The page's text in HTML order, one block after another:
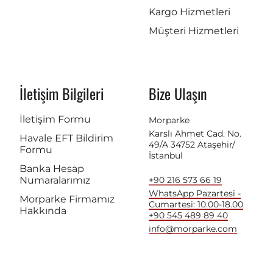
Kargo Hizmetleri
Müşteri Hizmetleri
İletişim Bilgileri
İletişim Formu
Havale EFT Bildirim
Formu
Banka Hesap
Numaralarımız
Morparke Firmamız
Hakkında
Bize Ulaşın
Morparke
Karslı Ahmet Cad. No.
49/A 34752 Ataşehir/
İstanbul
+90 216 573 66 19
WhatsApp Pazartesi -
Cumartesi: 10.00-18.00
+90 545 489 89 40
info@morparke.com